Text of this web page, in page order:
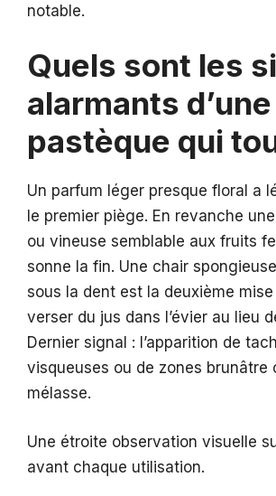
notable.
Quels sont les
alarmants d’une
pastèque qui
Un parfum léger presque floral a
le premier piège. En revanche
ou vineuse semblable aux fruits
sonne la fin. Une chair
sous la dent est la deuxième
verser du jus dans l’évier au lieu
Dernier signal : l’apparition de
visqueuses ou de zones brunâtre
mélasse.
Une étroite observation visuelle
avant chaque utilisation.